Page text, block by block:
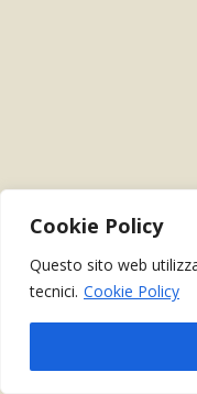
Cookie Policy
Questo sito web
tecnici. Cookie Policy